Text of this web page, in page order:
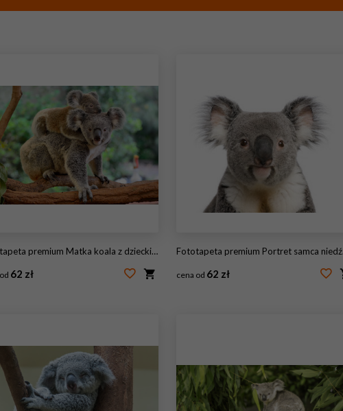
premium Matka koala z dzieckiem na plecach
62 zł
Fototapeta premium Portret samca niedźwiedzia Koala, Phascolarctos cinereus, 3 lata
cena od 62 zł